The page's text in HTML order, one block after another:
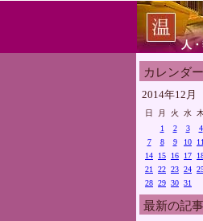
人
カレンダー
2014年12月
日 月 火 水
1
2 3 4
7
8 9 10 11
14
15 16 17
21
22 23 24
28 29 30 31
最新の記事